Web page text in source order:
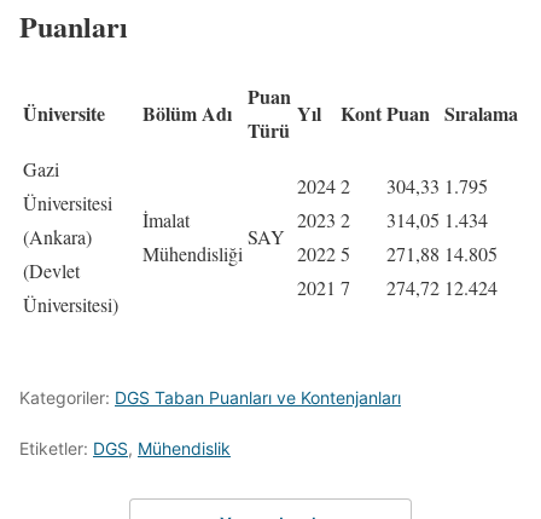
Puanları
Üniversite Bölüm Adı
Puan
Türü
Yıl KontPuan Sıralama
Gazi
Üniversitesi
(Ankara)
(Devlet
Üniversitesi)
İmalat
Mühendisliği
SAY
2024
2023
2022
2021
2
2
5
7
304,33
314,05
271,88
274,72
1.795
1.434
14.805
12.424
Kategoriler: DGS Taban Puanları ve Kontenjanları
Etiketler: DGS, Mühendislik